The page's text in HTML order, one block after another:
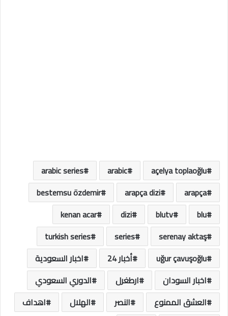
açelya toplaoğlu
arabic
arabic series
arapça
arapça dizi
bestemsu özdemir
blu
blutv
dizi
kenan acar
serenay aktaş
series
turkish series
uğur çavuşoğlu
أخبار 24
اخبار السعودية
اخبار السودان
ارطغرل
الدوري السعودي
العشق الممنوع
النصر الهلال
اهداف